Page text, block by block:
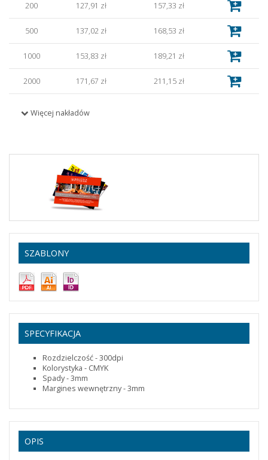
200 127,91 zł 157,33 zł
500 137,02 zł 168,53 zł
1000 153,83 zł 189,21 zł
2000 171,67 zł 211,15 zł
10000 264,32 zł 325,11 zł
430,61 zł
Więcej nakładów
SZABLONY
SPECYFIKACJA
Rozdzielczość - 300dpi
Kolorystyka - CMYK
Spady - 3mm
Margines wewnętrzny - 3mm
OPIS